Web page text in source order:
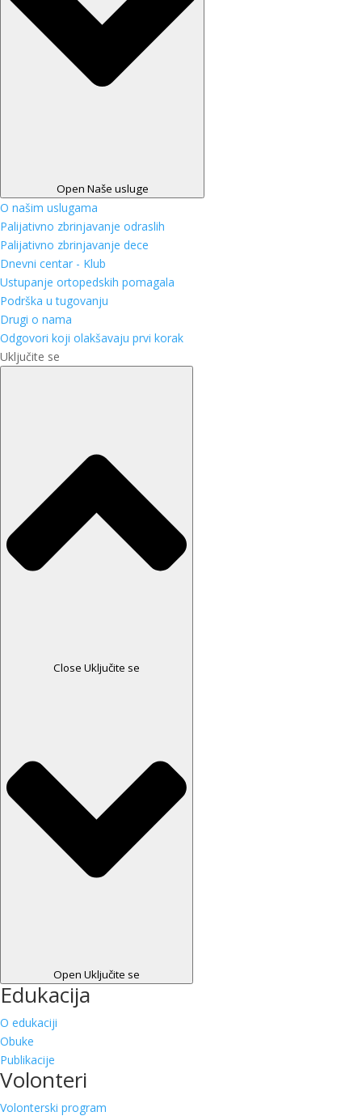
Open Naše usluge
O našim uslugama
Palijativno zbrinjavanje odraslih
Palijativno zbrinjavanje dece
Dnevni centar - Klub
Ustupanje ortopedskih pomagala
Podrška u tugovanju
Drugi o nama
Odgovori koji olakšavaju prvi korak
Uključite se
Close Uključite se
Open Uključite se
Edukacija
O edukaciji
Obuke
Publikacije
Volonteri
Volonterski program